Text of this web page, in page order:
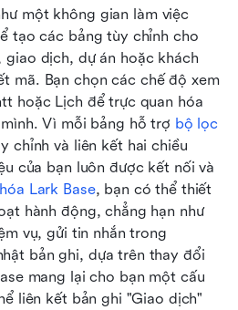
một không gian làm việc
tạo các bảng tùy chỉnh cho
giao dịch, dự án hoặc khách
mã. Bạn chọn các chế độ xem
hoặc Lịch để trực quan hóa
Vì mỗi bảng hỗ trợ bộ lọc
chỉnh và liên kết hai chiều
của bạn luôn được kết nối và
Lark Base, bạn có thể thiết
hành động, chẳng hạn như
vụ, gửi tin nhắn trong
bản ghi, dựa trên thay đổi
mang lại cho bạn một cấu
liên kết bản ghi "Giao dịch"